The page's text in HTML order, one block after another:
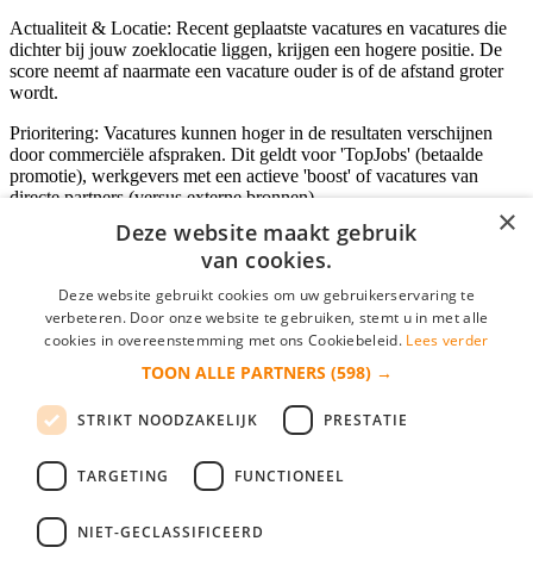
Actualiteit & Locatie: Recent geplaatste vacatures en vacatures die
dichter bij jouw zoeklocatie liggen, krijgen een hogere positie. De
score neemt af naarmate een vacature ouder is of de afstand groter
wordt.
Prioritering: Vacatures kunnen hoger in de resultaten verschijnen
door commerciële afspraken. Dit geldt voor 'TopJobs' (betaalde
promotie), werkgevers met een actieve 'boost' of vacatures van
directe partners (versus externe bronnen).
Inloggen als bedrijf
*
login gegevens onthouden
login
Bedrijf aanmelden
×
Deze website maakt gebruik
van cookies.
Deze website gebruikt cookies om uw gebruikerservaring te
verbeteren. Door onze website te gebruiken, stemt u in met alle
cookies in overeenstemming met ons Cookiebeleid. Lees verder
TOON ALLE PARTNERS (598) →
STRIKT NOODZAKELIJK PRESTATIE
TARGETING FUNCTIONEEL
NIET-GECLASSIFICEERD